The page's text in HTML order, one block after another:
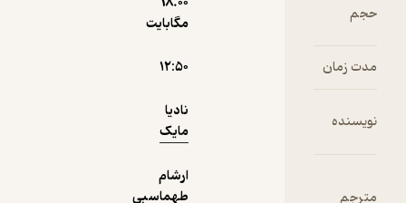
10,000 تومان
نمونه